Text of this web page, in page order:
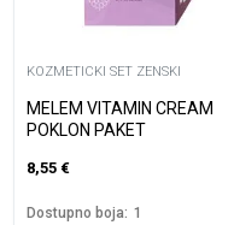
KOZMETICKI SET ZENSKI
MELEM VITAMIN CREAM
POKLON PAKET
8,55 €
Dostupno boja: 1